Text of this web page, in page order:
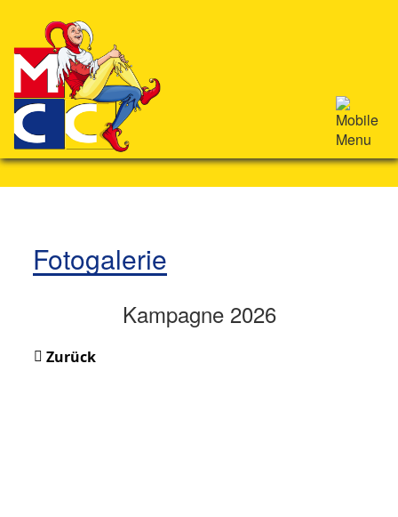
Fotogalerie
Kampagne 2026
Zurück